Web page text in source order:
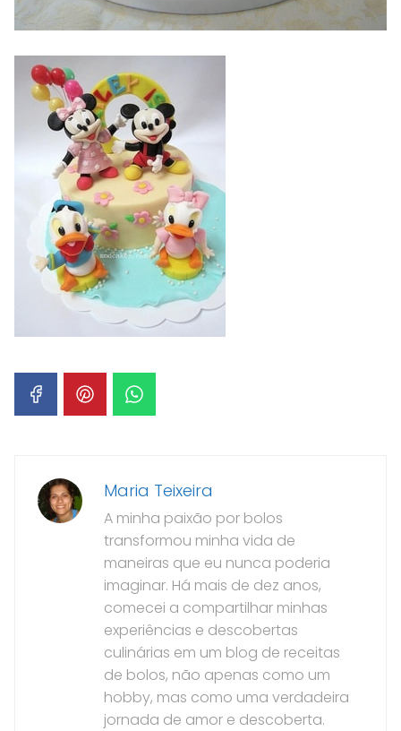
Maria Teixeira
A minha paixão por bolos
transformou minha vida de
maneiras que eu nunca poderia
imaginar. Há mais de dez anos,
comecei a compartilhar minhas
experiências e descobertas
culinárias em um blog de receitas
de bolos, não apenas como um
hobby, mas como uma verdadeira
jornada de amor e descoberta.